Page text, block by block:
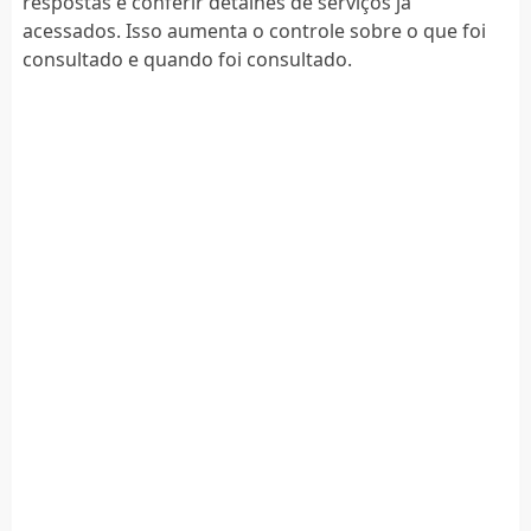
acessados. Isso aumenta o controle sobre o que foi
consultado e quando foi consultado.